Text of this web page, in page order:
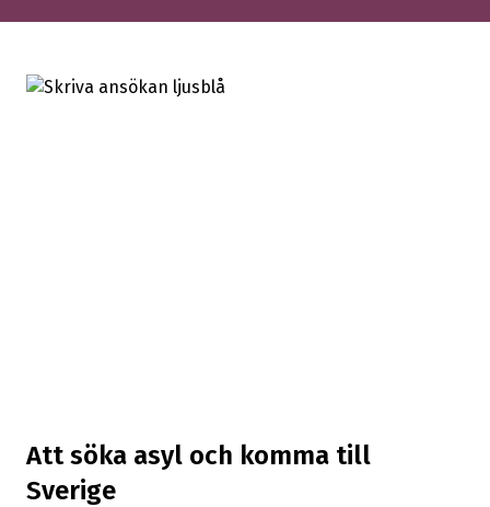
Att söka asyl och komma till
Sverige